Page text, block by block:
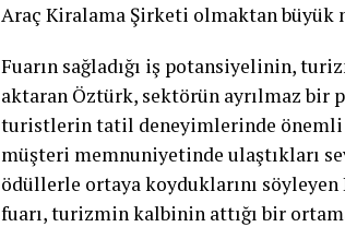
Araç Kiralama Şirketi olmaktan büyük
Fuarın sağladığı iş potansiyelinin,
aktaran Öztürk, sektörün ayrılmaz bir
turistlerin tatil deneyimlerinde önemli
müşteri memnuniyetinde ulaştıkları
ödüllerle ortaya koyduklarını
fuarı, turizmin kalbinin attığı bir